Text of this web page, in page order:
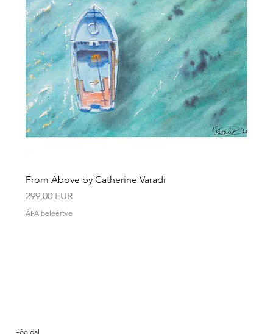
From Above by Catherine Varadi
Ár
299,00 EUR
ÁFA beleértve
Főoldal